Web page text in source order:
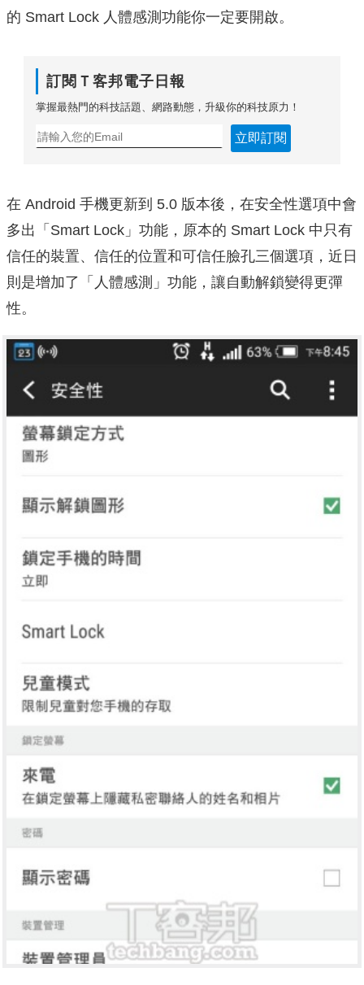
的 Smart Lock 人體感測功能你一定要開啟。
訂閱Ｔ客邦電子日報
掌握最熱門的科技話題、網路動態，升級你的科技原力！
立即訂閱
在 Android 手機更新到 5.0 版本後，在安全性選項中會
多出「Smart Lock」功能，原本的 Smart Lock 中只有
信任的裝置、信任的位置和可信任臉孔三個選項，近日
則是增加了「人體感測」功能，讓自動解鎖變得更彈
性。